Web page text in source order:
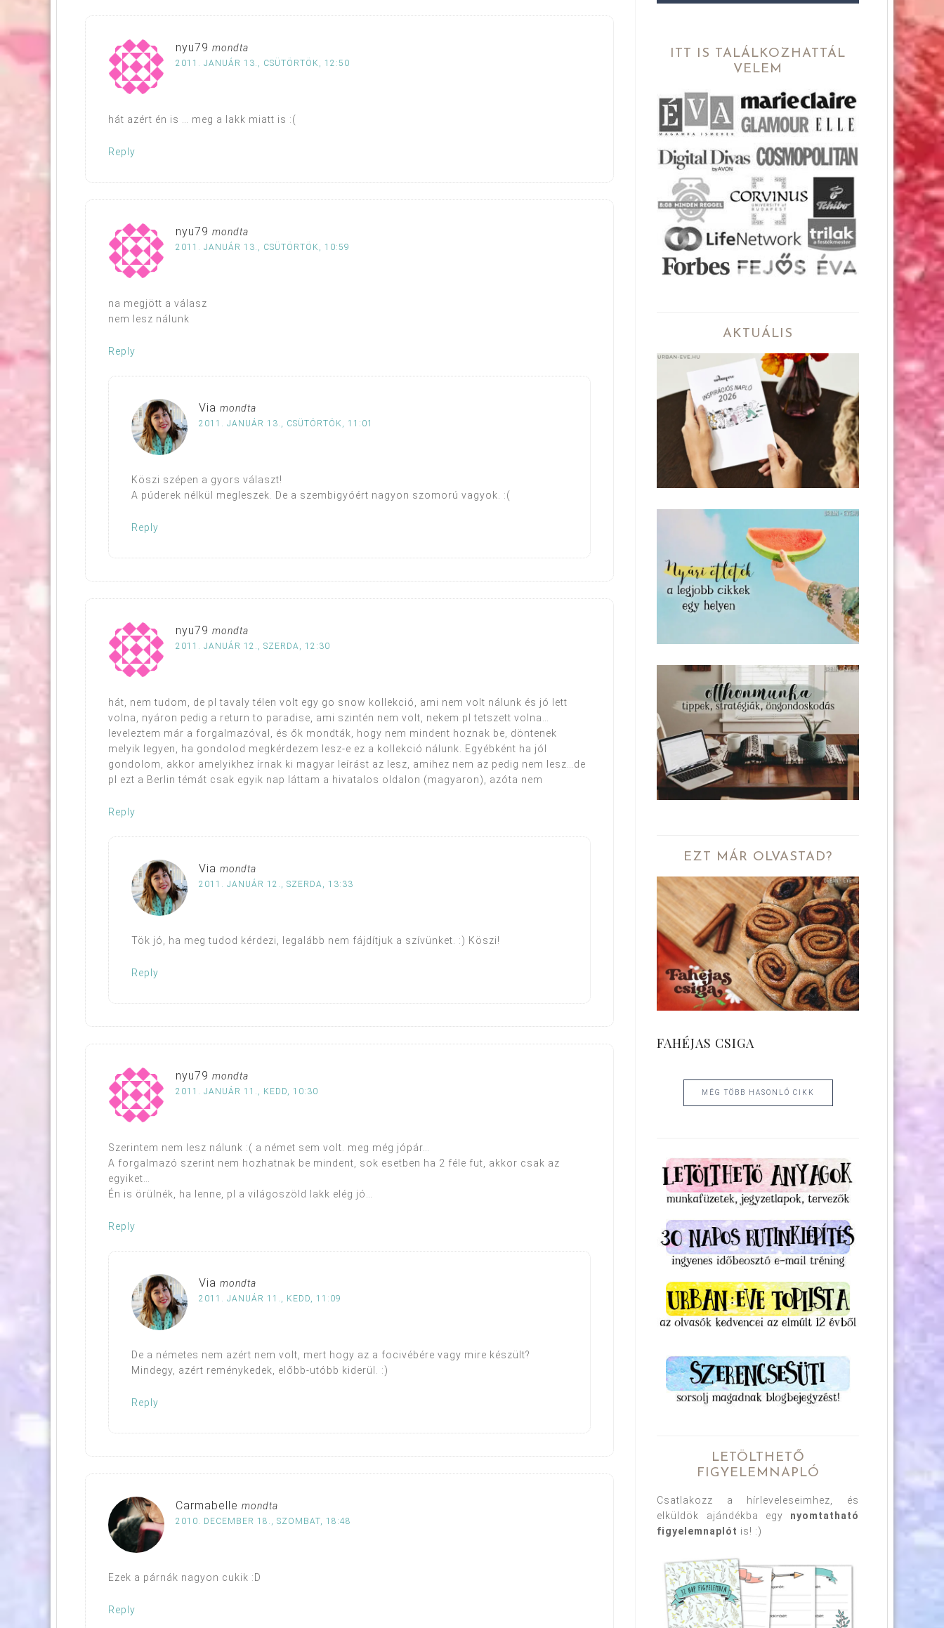
nyu79 mondta
2011. JANUÁR 13., CSÜTÖRTÖK, 12:50
hát azért én is … meg a lakk miatt is :(
Reply
nyu79 mondta
2011. JANUÁR 13., CSÜTÖRTÖK, 10:59
na megjött a válasz
nem lesz nálunk
Reply
Via mondta
2011. JANUÁR 13., CSÜTÖRTÖK, 11:01
Köszi szépen a gyors választ!
A púderek nélkül megleszek. De a szembigyóért nagyon szomorú vagyok. :(
Reply
nyu79 mondta
2011. JANUÁR 12., SZERDA, 12:30
hát, nem tudom, de pl tavaly télen volt egy go snow kollekció, ami nem volt nálunk és jó lett
volna, nyáron pedig a return to paradise, ami szintén nem volt, nekem pl tetszett volna…
leveleztem már a forgalmazóval, és ők mondták, hogy nem mindent hoznak be, döntenek
melyik legyen, ha gondolod megkérdezem lesz-e ez a kollekció nálunk. Egyébként ha jól
gondolom, akkor amelyikhez írnak ki magyar leírást az lesz, amihez nem az pedig nem lesz…de
pl ezt a Berlin témát csak egyik nap láttam a hivatalos oldalon (magyaron), azóta nem
Reply
Via mondta
2011. JANUÁR 12., SZERDA, 13:33
Tök jó, ha meg tudod kérdezi, legalább nem fájdítjuk a szívünket. :) Köszi!
Reply
nyu79 mondta
2011. JANUÁR 11., KEDD, 10:30
Szerintem nem lesz nálunk :( a német sem volt. meg még jópár…
A forgalmazó szerint nem hozhatnak be mindent, sok esetben ha 2 féle fut, akkor csak az
egyiket…
Én is örülnék, ha lenne, pl a világoszöld lakk elég jó…
Reply
Via mondta
2011. JANUÁR 11., KEDD, 11:09
De a németes nem azért nem volt, mert hogy az a focivébére vagy mire készült?
Mindegy, azért reménykedek, előbb-utóbb kiderül. :)
Reply
Carmabelle mondta
2010. DECEMBER 18., SZOMBAT, 18:48
Ezek a párnák nagyon cukik :D
Reply
ITT IS TALÁLKOZHATTÁL
VELEM
AKTUÁLIS
EZT MÁR OLVASTAD?
FAHÉJAS CSIGA
MÉG TÖBB HASONLÓ CIKK
LETÖLTHETŐ
FIGYELEMNAPLÓ
Csatlakozz a hírleveleseimhez, és
elküldök ajándékba egy nyomtatható
figyelemnaplót is! :)